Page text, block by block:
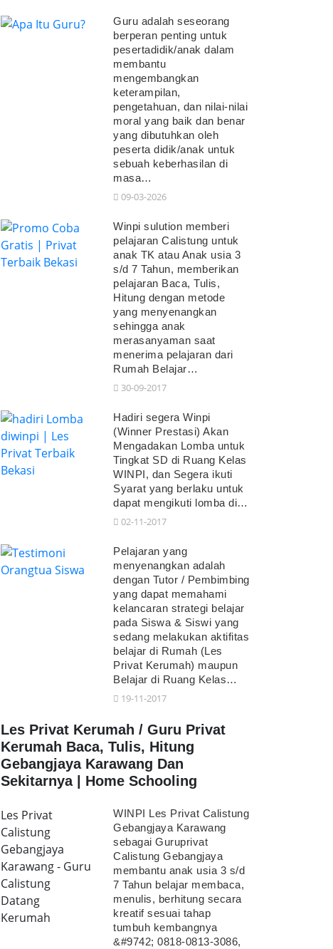
Guru adalah seseorang
berperan penting untuk
pesertadidik/anak dalam
membantu
mengembangkan
keterampilan,
pengetahuan, dan nilai-nilai
moral yang baik dan benar
yang dibutuhkan oleh
peserta didik/anak untuk
sebuah keberhasilan di
masa…
09-03-2026
Winpi sulution memberi
pelajaran Calistung untuk
anak TK atau Anak usia 3
s/d 7 Tahun, memberikan
pelajaran Baca, Tulis,
Hitung dengan metode
yang menyenangkan
sehingga anak
merasanyaman saat
menerima pelajaran dari
Rumah Belajar…
30-09-2017
Hadiri segera Winpi
(Winner Prestasi) Akan
Mengadakan Lomba untuk
Tingkat SD di Ruang Kelas
WINPI, dan Segera ikuti
Syarat yang berlaku untuk
dapat mengikuti lomba di…
02-11-2017
Pelajaran yang
menyenangkan adalah
dengan Tutor / Pembimbing
yang dapat memahami
kelancaran strategi belajar
pada Siswa & Siswi yang
sedang melakukan aktifitas
belajar di Rumah (Les
Privat Kerumah) maupun
Belajar di Ruang Kelas…
19-11-2017
Les Privat Kerumah / Guru Privat
Kerumah Baca, Tulis, Hitung
Gebangjaya Karawang Dan
Sekitarnya | Home Schooling
Les Privat
Calistung
Gebangjaya
Karawang - Guru
Calistung
Datang
Kerumah
WINPI Les Privat Calistung
Gebangjaya Karawang
sebagai Guruprivat
Calistung Gebangjaya
membantu anak usia 3 s/d
7 Tahun belajar membaca,
menulis, berhitung secara
kreatif sesuai tahap
tumbuh kembangnya
&#9742; 0818-0813-3086,